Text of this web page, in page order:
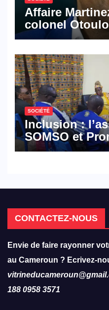
Affaire
colonel
croisé des
SOCIÉTÉ
Inclusion :
SOMSO et
militent en
CONTACTEZ-NOUS
Envie de faire rayonner
au Cameroun ? Ecrivez-
188 0958 3571